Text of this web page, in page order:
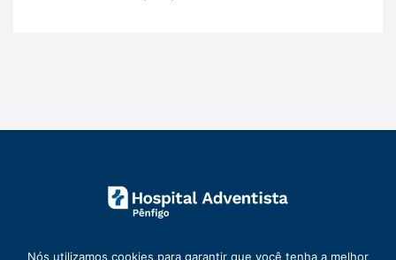
Nós utilizamos cookies para garantir que você tenha a melhor